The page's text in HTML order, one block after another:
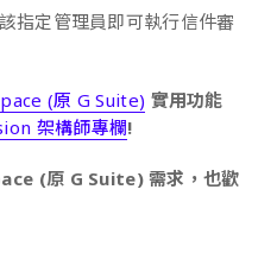
指定管理員即可執行信件審
(原 G Suite) 實用功能
架構師專欄!
(原 G Suite) 需求，也歡